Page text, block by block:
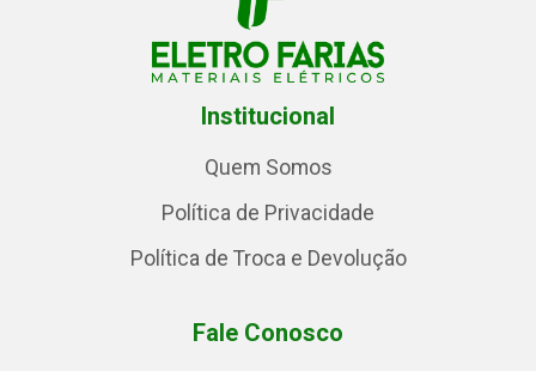
Institucional
Quem Somos
Política de Privacidade
Política de Troca e Devolução
Fale Conosco